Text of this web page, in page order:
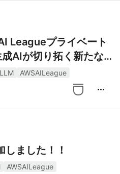
Leagueプライベート
AIが切り拓く新たな
LLM AWSAILeague
more_horiz
ました！！
AWSAILeague